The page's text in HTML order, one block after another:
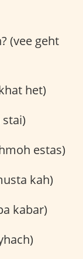
(vee geht
het)
estas)
kah)
kabar)